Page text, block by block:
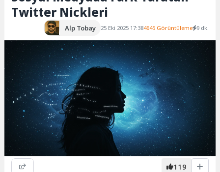
Twitter Nickleri
Alp Tobay 25 Eki 2025 17:384645 Görüntüleme 9 dk.
119